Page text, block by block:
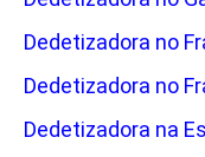
Dedetizadora no
Dedetizadora no
Dedetizadora na